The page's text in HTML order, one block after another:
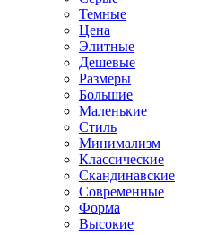
Темные
Цена
Элитные
Дешевые
Размеры
Большие
Маленькие
Стиль
Минимализм
Классические
Скандинавские
Современные
Форма
Высокие